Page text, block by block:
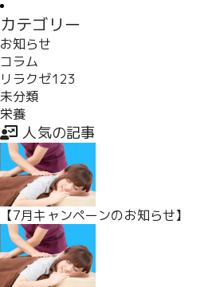
カテゴリー
お知らせ
コラム
リラクゼ123
未分類
栄養
人気の記事
【7月キャンペーンのお知らせ】